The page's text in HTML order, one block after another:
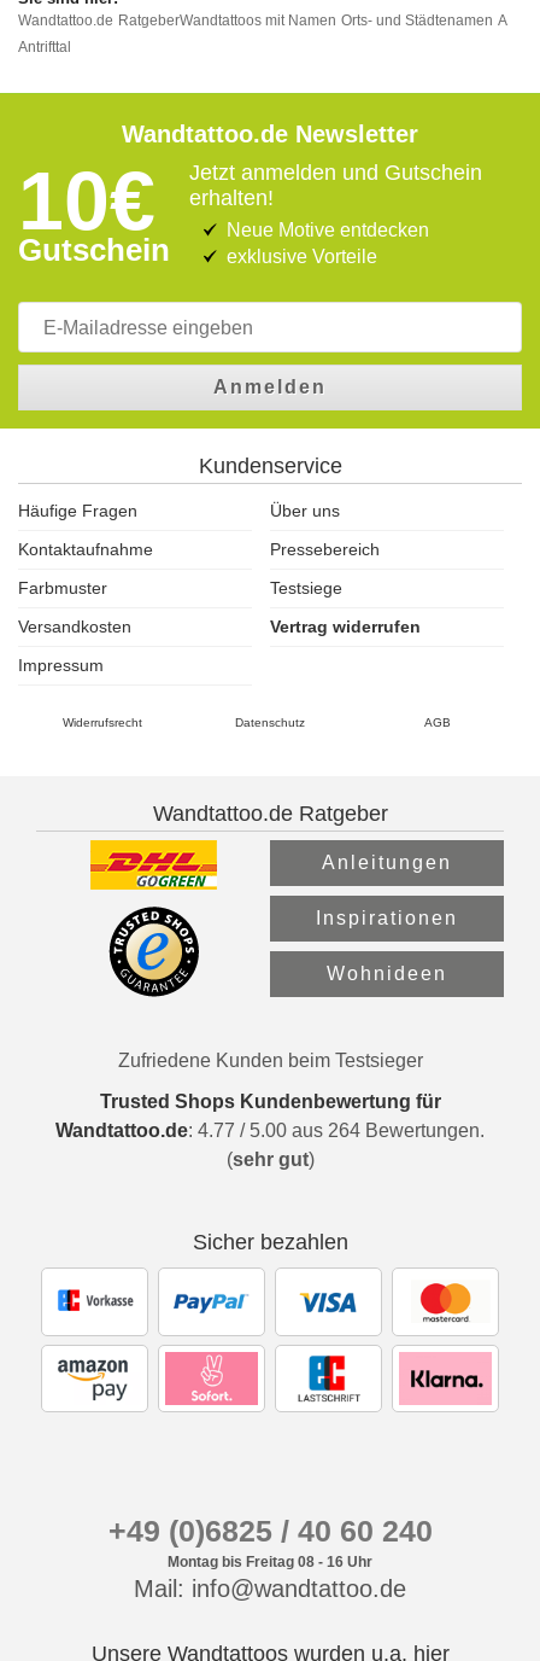
Wandtattoo.de RatgeberWandtattoos mit Namen Orts- und Städtenamen A
Antrifttal
Wandtattoo.de Newsletter
10€
Gutschein
Jetzt anmelden und Gutschein
erhalten!
Neue Motive entdecken
exklusive Vorteile
Anmelden
Kundenservice
Häufige Fragen
Über uns
Kontaktaufnahme
Pressebereich
Farbmuster
Testsiege
Versandkosten
Vertrag widerrufen
Impressum
Widerrufsrecht Datenschutz AGB
Wandtattoo.de Ratgeber
Anleitungen
Inspirationen
Wohnideen
Zufriedene Kunden beim Testsieger
Trusted Shops Kundenbewertung für
Wandtattoo.de: 4.77 / 5.00 aus 264 Bewertungen.
(sehr gut)
Sicher bezahlen
+49 (0)6825 / 40 60 240
Montag bis Freitag 08 - 16 Uhr
Mail: info@wandtattoo.de
Unsere Wandtattoos wurden u.a. hier